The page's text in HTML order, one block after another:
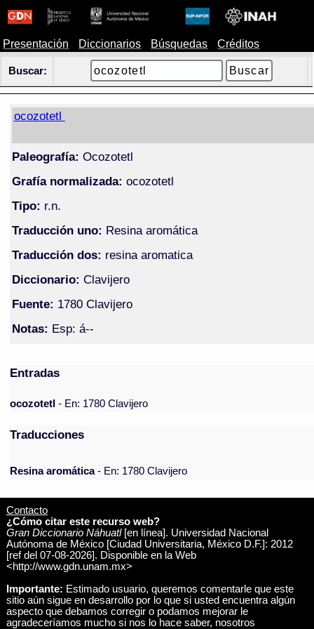
Presentación Diccionarios Búsquedas Créditos
Buscar:
ocozotetl
Paleografía: Ocozotetl
Grafía normalizada: ocozotetl
Tipo: r.n.
Traducción uno: Resina aromática
Traducción dos: resina aromatica
Diccionario: Clavijero
Fuente: 1780 Clavijero
Notas: Esp: á--
Entradas
ocozotetl- En: 1780 Clavijero
Traducciones
Resina aromática- En: 1780 Clavijero
Contacto
¿Cómo citar este recurso web?
Gran Diccionario Náhuatl[en línea]. Universidad Nacional
Autónoma de México [Ciudad Universitaria, México D.F.]: 2012
[ref del 07-08-2026]. Disponible en la Web
<http://www.gdn.unam.mx>
Importante: Estimado usuario, queremos comentarle que este
sitio aún sigue en desarrollo por lo que si usted encuentra algún
aspecto que debamos corregir o podamos mejorar le
agradeceríamos mucho si nos lo hace saber, nosotros